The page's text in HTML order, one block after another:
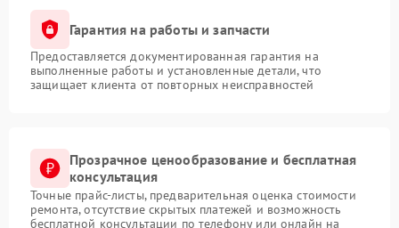
Гарантия на работы и запчасти
Предоставляется документированная гарантия на
выполненные работы и установленные детали, что
защищает клиента от повторных неисправностей
Прозрачное ценообразование и бесплатная
консультация
Точные прайс-листы, предварительная оценка стоимости
ремонта, отсутствие скрытых платежей и возможность
бесплатной консультации по телефону или онлайн на